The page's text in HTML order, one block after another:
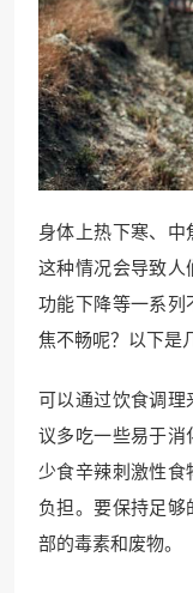
身体上热下寒、中
这种情况会导致人
功能下降等一系列
焦不畅呢？以下是
可以通过饮食调理
议多吃一些易于消
少食辛辣刺激性食
负担。要保持足够
部的毒素和废物。